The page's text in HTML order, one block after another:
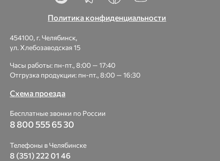
Политика конфиденциальности
454100, г. Челябинск,
ул. Хлебозаводская 15
Часы работы: пн-пт., 8:00 — 17:40
Отгрузка продукции: пн-пт., 8:00 — 16:30
Схема проезда
Бесплатные звонки по России
8 800 555 65 30
Телефоны в Челябинске
8 (351) 222 01 46